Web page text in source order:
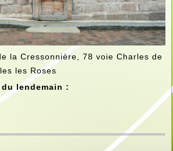
la Cressonnière, 78 voie Charles de
les Roses
lendemain :